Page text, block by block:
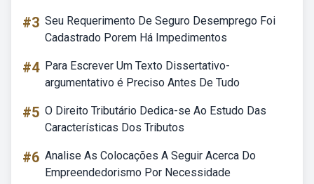
#3 Seu Requerimento De Seguro Desemprego Foi
Cadastrado Porem Há Impedimentos
#4 Para Escrever Um Texto Dissertativo-
argumentativo é Preciso Antes De Tudo
#5 O Direito Tributário Dedica-se Ao Estudo Das
Características Dos Tributos
#6 Analise As Colocações A Seguir Acerca Do
Empreendedorismo Por Necessidade